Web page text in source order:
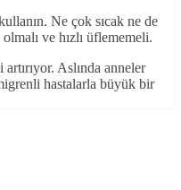
Ne çok sıcak ne de
ve hızlı üflememeli.
Aslında anneler
hastalarla büyük bir